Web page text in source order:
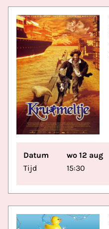
Datum
wo 12 aug
Tijd
15:30